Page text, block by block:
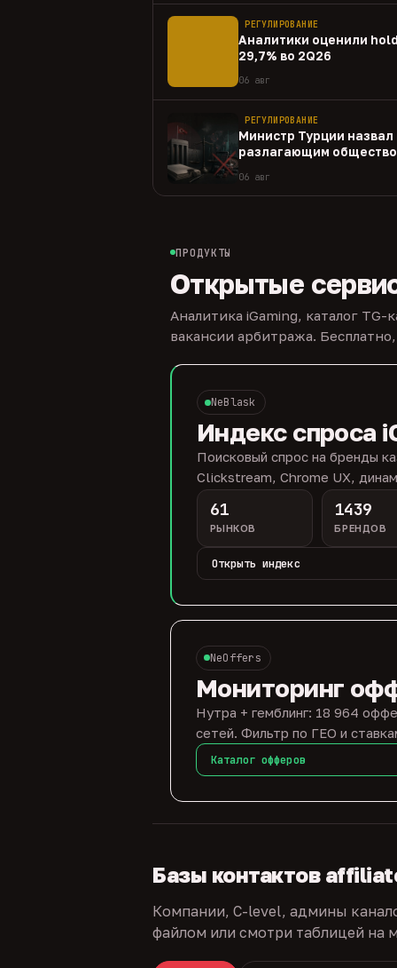
РЕГУЛИРОВАНИЕ
Аналитики оценили
29,7% во 2Q26
06 авг
РЕГУЛИРОВАНИЕ
Министр Турции
разлагающим общество
06 авг
ПРОДУКТЫ
Открытые
Аналитика iGaming, каталог
вакансии арбитража.
NeBlask
Индекс спроса
Поисковый спрос на бренды
Clickstream, Chrome UX,
61
РЫНКОВ
1439
БРЕНДОВ
Открыть индекс
NeOffers
Мониторинг
Нутра + гемблинг: 18 964
сетей. Фильтр по ГЕО и
Каталог офферов
Базы контактов
Компании, C-level, админы
файлом или смотри таблицей на